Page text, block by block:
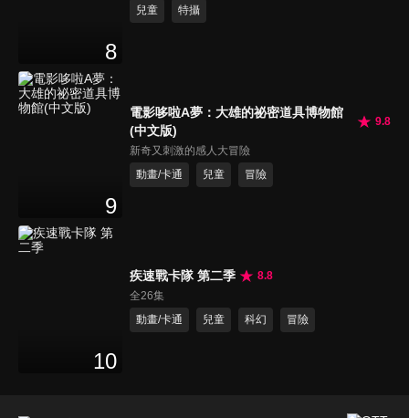
8
兒童
特攝
9
電影哆啦A夢：大雄的祕密道具博物館
(中文版)
9.8
新奇又刺激的感人大冒險
動畫/卡通
兒童 冒險
10
疾速戰卡隊 第二季
8.8
全26集
動畫/卡通
兒童 科幻 冒險